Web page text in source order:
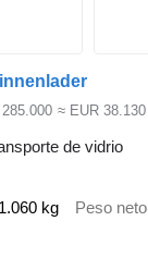
≈ EUR 38.130
de vidrio
kg Peso neto